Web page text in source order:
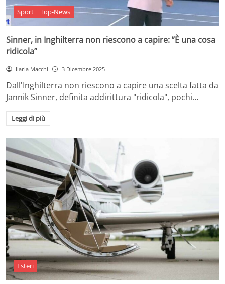
Sport Top-News
Sinner, in Inghilterra non riescono a capire: ”È una cosa
ridicola”
Ilaria Macchi 3 Dicembre 2025
Dall'Inghilterra non riescono a capire una scelta fatta da
Jannik Sinner, definita addirittura "ridicola", pochi…
Leggi di più
Esteri